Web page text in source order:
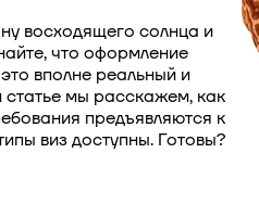
восходящего солнца и
что оформление
вполне реальный и
мы расскажем, как
предъявляются к
виз доступны. Готовы?